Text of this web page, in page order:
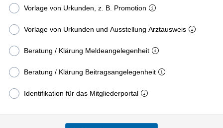
Vorlage von Urkunden, z. B. Promotion
Vorlage von Urkunden und Ausstellung Arztausweis
Beratung / Klärung Meldeangelegenheit
Beratung / Klärung Beitragsangelegenheit
Identifikation für das Mitgliederportal